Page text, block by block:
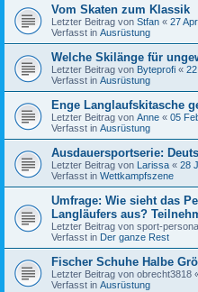
Vom Skaten zum Klassik
Letzter Beitrag von Stfan « 27
Verfasst in Ausrüstung
Welche Skilänge für
Letzter Beitrag von Byteprofi «
Verfasst in Ausrüstung
Enge Langlaufskitasche
Letzter Beitrag von Anne « 05
Verfasst in Ausrüstung
Ausdauersportserie:
Letzter Beitrag von Larissa « 28
Verfasst in Wettkampfszene
Umfrage: Wie sieht das
Langläufers aus?
Letzter Beitrag von sport-
Verfasst in Der ganze Rest
Fischer Schuhe Halbe
Letzter Beitrag von obrecht3818
Verfasst in Ausrüstung